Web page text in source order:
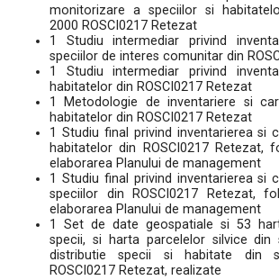
monitorizare a speciilor si
2000 ROSCI0217 Retezat
1 Studiu intermediar privind
speciilor de interes comunitar din
1 Studiu intermediar privind
habitatelor din ROSCI0217 Retezat
1 Metodologie de inventariere si
habitatelor din ROSCI0217 Retezat
1 Studiu final privind inventarierea si
habitatelor din ROSCI0217 Retezat,
elaborarea Planului de management
1 Studiu final privind inventarierea si
speciilor din ROSCI0217 Retezat,
elaborarea Planului de management
1 Set de date geospatiale si 53
specii, si harta parcelelor silvice
distributie specii si habitate din
ROSCI0217 Retezat, realizate